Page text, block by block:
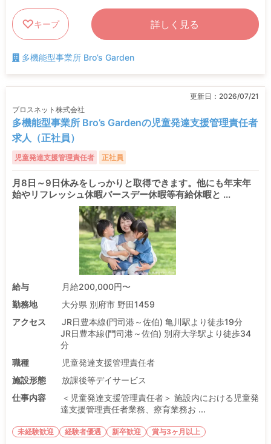
キープ 詳しく見る
多機能型事業所 Bro’s Garden
更新日： 2026/07/21
ブロスネット株式会社
多機能型事業所 Bro’s Gardenの児童発達支援管理責任者
求人（正社員）
児童発達支援管理責任者 正社員
月8日～9日休みをしっかりと取得できます。他にも年末年
始やリフレッシュ休暇バースデー休暇等有給休暇と ...
給与
月給200,000円〜
勤務地
大分県 別府市 野田1459
アクセス
JR日豊本線(門司港～佐伯) 亀川駅より徒歩19分
JR日豊本線(門司港～佐伯) 別府大学駅より徒歩34
分
職種
児童発達支援管理責任者
施設形態
放課後等デイサービス
仕事内容
＜児童発達支援管理責任者＞ 施設内における児童発
達支援管理責任者業務、療育業務お ...
未経験歓迎 経験者優遇 新卒歓迎
賞与3ヶ月以上